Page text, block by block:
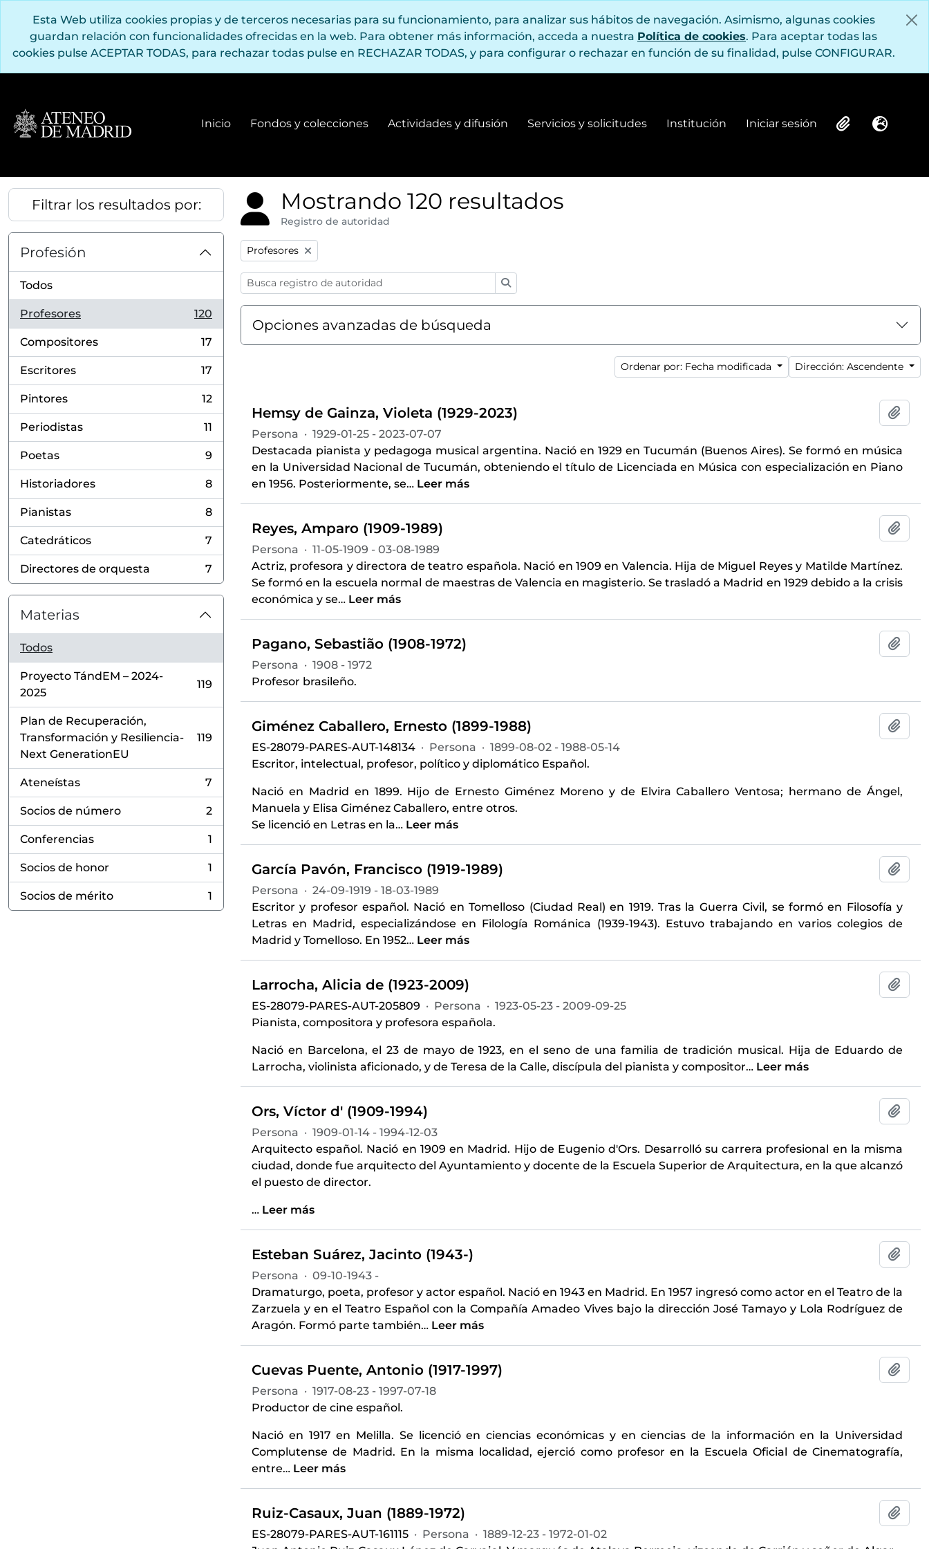
Esta Web utiliza cookies propias y de terceros necesarias para su funcionamiento, para analizar sus hábitos de navegación. Asimismo, algunas cookies
guardan relación con funcionalidades ofrecidas en la web. Para obtener más información, acceda a nuestra Política de cookies. Para aceptar todas las
cookies pulse ACEPTAR TODAS, para rechazar todas pulse en RECHAZAR TODAS, y para configurar o rechazar en función de su finalidad, pulse CONFIGURAR.
Inicio Fondos y colecciones
Fondos y colecciones
Actividades y difusión
Actividades y difusión
Servicios y solicitudes Institución
Institución
Iniciar sesión
Iniciar sesión ClipboardIdioma
Filtrar los resultados por:
Profesión
Todos
Profesores
, 120 resultados
120
Compositores
, 17 resultados
17
Escritores
, 17 resultados
17
Pintores
, 12 resultados
12
Periodistas
, 11 resultados
11
Poetas
, 9 resultados
9
Historiadores
, 8 resultados
8
Pianistas
, 8 resultados
8
Catedráticos
, 7 resultados
7
Directores de orquesta
, 7 resultados
7
Materias
Todos
Proyecto TándEM – 2024-
2025
, 119 resultados
119
Plan de Recuperación,
Transformación y Resiliencia-
Next GenerationEU
, 119 resultados
119
Ateneístas
, 7 resultados
7
Socios de número
, 2 resultados
2
Conferencias
, 1 resultados
1
Socios de honor
, 1 resultados
1
Socios de mérito
, 1 resultados
1
Mostrando 120 resultados
Registro de autoridad
Remove filter:
Profesores
Opciones avanzadas de búsqueda
Ordenar por: Fecha modificada Dirección: Ascendente
Hemsy de Gainza, Violeta (1929-2023)
Persona · 1929-01-25 - 2023-07-07
Destacada pianista y pedagoga musical argentina. Nació en 1929 en Tucumán (Buenos Aires). Se formó en música
en la Universidad Nacional de Tucumán, obteniendo el título de Licenciada en Música con especialización en Piano
en 1956. Posteriormente, se… Leer más
Reyes, Amparo (1909-1989)
Persona · 11-05-1909 - 03-08-1989
Actriz, profesora y directora de teatro española. Nació en 1909 en Valencia. Hija de Miguel Reyes y Matilde Martínez.
Se formó en la escuela normal de maestras de Valencia en magisterio. Se trasladó a Madrid en 1929 debido a la crisis
económica y se… Leer más
Pagano, Sebastião (1908-1972)
Persona · 1908 - 1972
Profesor brasileño.
Giménez Caballero, Ernesto (1899-1988)
ES-28079-PARES-AUT-148134 · Persona · 1899-08-02 - 1988-05-14
Escritor, intelectual, profesor, político y diplomático Español.
Nació en Madrid en 1899. Hijo de Ernesto Giménez Moreno y de Elvira Caballero Ventosa; hermano de Ángel,
Manuela y Elisa Giménez Caballero, entre otros.
Se licenció en Letras en la… Leer más
García Pavón, Francisco (1919-1989)
Persona · 24-09-1919 - 18-03-1989
Escritor y profesor español. Nació en Tomelloso (Ciudad Real) en 1919. Tras la Guerra Civil, se formó en Filosofía y
Letras en Madrid, especializándose en Filología Románica (1939-1943). Estuvo trabajando en varios colegios de
Madrid y Tomelloso. En 1952… Leer más
Larrocha, Alicia de (1923-2009)
ES-28079-PARES-AUT-205809 · Persona · 1923-05-23 - 2009-09-25
Pianista, compositora y profesora española.
Nació en Barcelona, el 23 de mayo de 1923, en el seno de una familia de tradición musical. Hija de Eduardo de
Larrocha, violinista aficionado, y de Teresa de la Calle, discípula del pianista y compositor… Leer más
Ors, Víctor d' (1909-1994)
Persona · 1909-01-14 - 1994-12-03
Arquitecto español. Nació en 1909 en Madrid. Hijo de Eugenio d'Ors. Desarrolló su carrera profesional en la misma
ciudad, donde fue arquitecto del Ayuntamiento y docente de la Escuela Superior de Arquitectura, en la que alcanzó
el puesto de director.
… Leer más
Esteban Suárez, Jacinto (1943-)
Persona · 09-10-1943 -
Dramaturgo, poeta, profesor y actor español. Nació en 1943 en Madrid. En 1957 ingresó como actor en el Teatro de la
Zarzuela y en el Teatro Español con la Compañía Amadeo Vives bajo la dirección José Tamayo y Lola Rodríguez de
Aragón. Formó parte también… Leer más
Cuevas Puente, Antonio (1917-1997)
Persona · 1917-08-23 - 1997-07-18
Productor de cine español.
Nació en 1917 en Melilla. Se licenció en ciencias económicas y en ciencias de la información en la Universidad
Complutense de Madrid. En la misma localidad, ejerció como profesor en la Escuela Oficial de Cinematografía,
entre… Leer más
Ruiz-Casaux, Juan (1889-1972)
ES-28079-PARES-AUT-161115 · Persona · 1889-12-23 - 1972-01-02